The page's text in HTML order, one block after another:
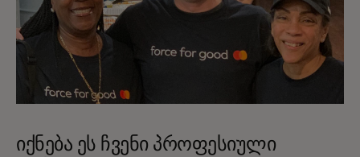
იქნება ეს ჩვენი პროფესიული